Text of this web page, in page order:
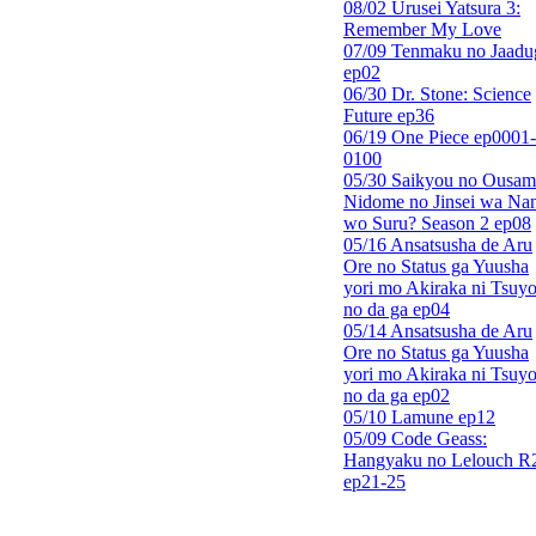
08/02 Urusei Yatsura 3:
Remember My Love
07/09 Tenmaku no
ep02
06/30 Dr. Stone: Science
Future ep36
06/19 One Piece ep0001-
0100
05/30 Saikyou no
Nidome no Jinsei wa
wo Suru? Season 2 ep08
05/16 Ansatsusha de Aru
Ore no Status ga Yuusha
yori mo Akiraka ni
no da ga ep04
05/14 Ansatsusha de Aru
Ore no Status ga Yuusha
yori mo Akiraka ni
no da ga ep02
05/10 Lamune ep12
05/09 Code Geass:
Hangyaku no Lelouch
ep21-25